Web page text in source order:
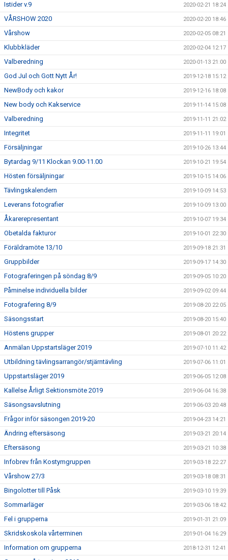
Istider v.9 2020-02-21 18:24
VÅRSHOW 2020 2020-02-20 18:46
Vårshow 2020-02-05 08:21
Klubbkläder 2020-02-04 12:17
Valberedning 2020-01-13 21:00
God Jul och Gott Nytt År! 2019-12-18 15:12
NewBody och kakor 2019-12-16 18:08
New body och Kakservice 2019-11-14 15:08
Valberedning 2019-11-11 21:02
Integritet 2019-11-11 19:01
Försäljningar 2019-10-26 13:44
Bytardag 9/11 Klockan 9.00-11.00 2019-10-21 19:54
Hösten försäljningar 2019-10-15 14:06
Tävlingskalendern 2019-10-09 14:53
Leverans fotografier 2019-10-09 13:00
Åkarerepresentant 2019-10-07 19:34
Obetalda fakturor 2019-10-01 22:30
Föräldramöte 13/10 2019-09-18 21:31
Gruppbilder 2019-09-17 14:30
Fotograferingen på söndag 8/9 2019-09-05 10:20
Påminelse individuella bilder 2019-09-02 09:44
Fotografering 8/9 2019-08-20 22:05
Säsongsstart 2019-08-20 15:40
Höstens grupper 2019-08-01 20:22
Anmälan Uppstartsläger 2019 2019-07-10 11:42
Utbildning tävlingsarrangör/stjärntävling 2019-07-06 11:01
Uppstartsläger 2019 2019-06-05 12:08
Kallelse Årligt Sektionsmöte 2019 2019-06-04 16:38
Säsongsavslutning 2019-06-03 20:48
Frågor inför säsongen 2019-20 2019-04-23 14:21
Ändring eftersäsong 2019-03-21 20:14
Eftersäsong 2019-03-21 10:38
Infobrev från Kostymgruppen 2019-03-18 22:27
Vårshow 27/3 2019-03-18 08:31
Bingolotter till Påsk 2019-03-10 19:39
Sommarläger 2019-03-06 18:42
Fel i grupperna 2019-01-31 21:09
Skridskoskola vårterminen 2019-01-04 16:29
Information om grupperna 2018-12-31 12:41